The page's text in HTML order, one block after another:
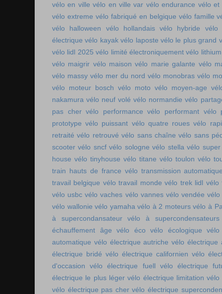
vélo en ville vélo en ville var vélo endurance vélo et
vélo extreme vélo fabriqué en belgique vélo famille
vélo halloween
vélo hollandais vélo hybride
vélo
électrique vélo kayak vélo laposte vélo le plus grand
vélo lidl 2025 vélo limité électroniquement vélo lithium
vélo maigrir vélo maison vélo marie galante vélo
vélo massy vélo mer du nord vélo monobras vélo
vélo moteur bosch vélo moto vélo moyen-age
nakamura vélo neuf volé vélo normandie vélo
pas cher vélo performance vélo performant vélo
prototype vélo puissant vélo quatre roues vélo
retraité vélo retrouvé vélo sans chaîne vélo sans
scooter vélo sncf vélo sologne vélo stella vélo
house vélo tinyhouse vélo titane vélo toulon vélo
train hauts de france vélo transmission
travail belgique vélo travail monde vélo trek lidl vélo
vélo usbc vélo vaches vélo vannes vélo vendée vélo
vélo wallonie vélo yamaha vélo à 2 moteurs vélo à
à supercondansateur
vélo à supercondensateurs
échauffement âge
vélo éco vélo écologique
automatique vélo électrique autriche vélo électrique
électrique bridé vélo électrique californien vélo
d'occasion
vélo électrique fuell
vélo électrique
électrique le plus léger vélo électrique limitation vélo
vélo électrique pas cher vélo électrique